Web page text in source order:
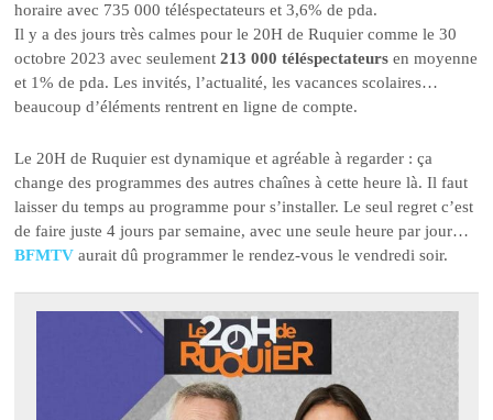
horaire avec 735 000 téléspectateurs et 3,6% de pda.
Il y a des jours très calmes pour le 20H de Ruquier comme le 30
octobre 2023 avec seulement213 000 téléspectateurs en moyenne
et 1% de pda. Les invités, l’actualité, les vacances scolaires…
beaucoup d’éléments rentrent en ligne de compte.
Le 20H de Ruquier est dynamique et agréable à regarder : ça
change des programmes des autres chaînes à cette heure là. Il faut
laisser du temps au programme pour s’installer. Le seul regret c’est
de faire juste 4 jours par semaine, avec une seule heure par jour…
BFMTV aurait dû programmer le rendez-vous le vendredi soir.